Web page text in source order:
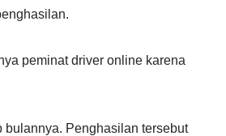
peminat driver online karena
Penghasilan tersebut